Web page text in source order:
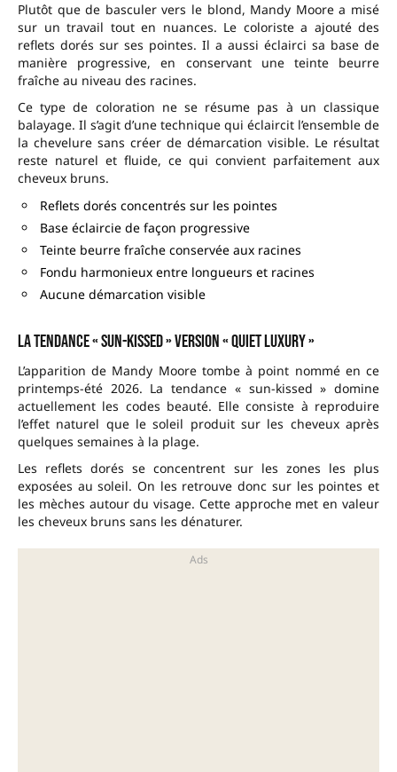
Plutôt que de basculer vers le blond, Mandy Moore a misé
sur un travail tout en nuances. Le coloriste a ajouté des
reflets dorés sur ses pointes. Il a aussi éclairci sa base de
manière progressive, en conservant une teinte beurre
fraîche au niveau des racines.
Ce type de coloration ne se résume pas à un classique
balayage. Il s’agit d’une technique qui éclaircit l’ensemble de
la chevelure sans créer de démarcation visible. Le résultat
reste naturel et fluide, ce qui convient parfaitement aux
cheveux bruns.
Reflets dorés concentrés sur les pointes
Base éclaircie de façon progressive
Teinte beurre fraîche conservée aux racines
Fondu harmonieux entre longueurs et racines
Aucune démarcation visible
La tendance « sun-kissed » version « quiet luxury »
L’apparition de Mandy Moore tombe à point nommé en ce
printemps-été 2026. La tendance « sun-kissed » domine
actuellement les codes beauté. Elle consiste à reproduire
l’effet naturel que le soleil produit sur les cheveux après
quelques semaines à la plage.
Les reflets dorés se concentrent sur les zones les plus
exposées au soleil. On les retrouve donc sur les pointes et
les mèches autour du visage. Cette approche met en valeur
les cheveux bruns sans les dénaturer.